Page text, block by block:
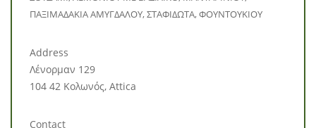
ΠΑΞΙΜΑΔΑΚΙΑ ΑΜΥΓΔΑΛΟΥ, ΣΤΑΦΙΔΩΤΑ, ΦΟΥΝΤΟΥΚΙΟΥ
Address
Λένορμαν 129
104 42 Κολωνός, Attica
Contact